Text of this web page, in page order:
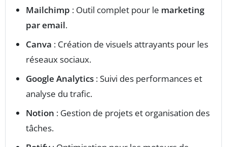
Mailchimp : Outil complet pour le marketing
par email.
Canva : Création de visuels attrayants pour les
réseaux sociaux.
Google Analytics : Suivi des performances et
analyse du trafic.
Notion : Gestion de projets et organisation des
tâches.